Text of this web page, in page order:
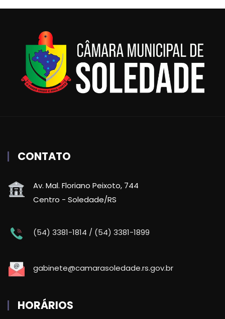
CONTATO
Av. Mal. Floriano Peixoto, 744
Centro - Soledade/RS
(54) 3381-1814 / (54) 3381-1899
gabinete@camarasoledade.rs.gov.br
HORÁRIOS